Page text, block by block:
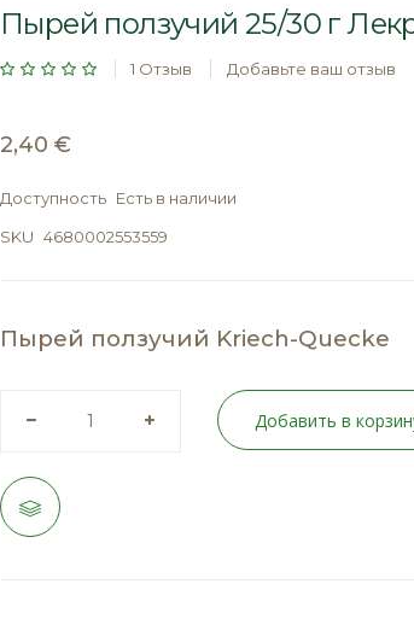
Пырей ползучий 25/30 г
Рейтинг: 1 Отзыв Добавьте ваш отзыв
2,40 €
Доступность Есть в наличии
SKU 4680002553559
Пырей ползучий Kriech-Quecke
Добавить в